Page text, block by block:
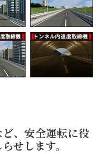
ど、安全運転に役
せします。